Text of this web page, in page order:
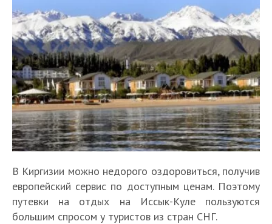
В Киргизии можно недорого оздоровиться, получив
европейский сервис по доступным ценам. Поэтому
путевки на отдых на Иссык-Куле пользуются
большим спросом у туристов из стран СНГ.